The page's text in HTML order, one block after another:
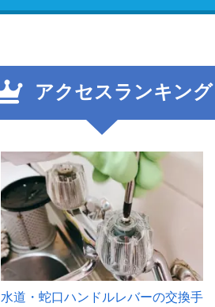
アクセスランキング
2
水道・蛇口ハンドルレバーの交換手